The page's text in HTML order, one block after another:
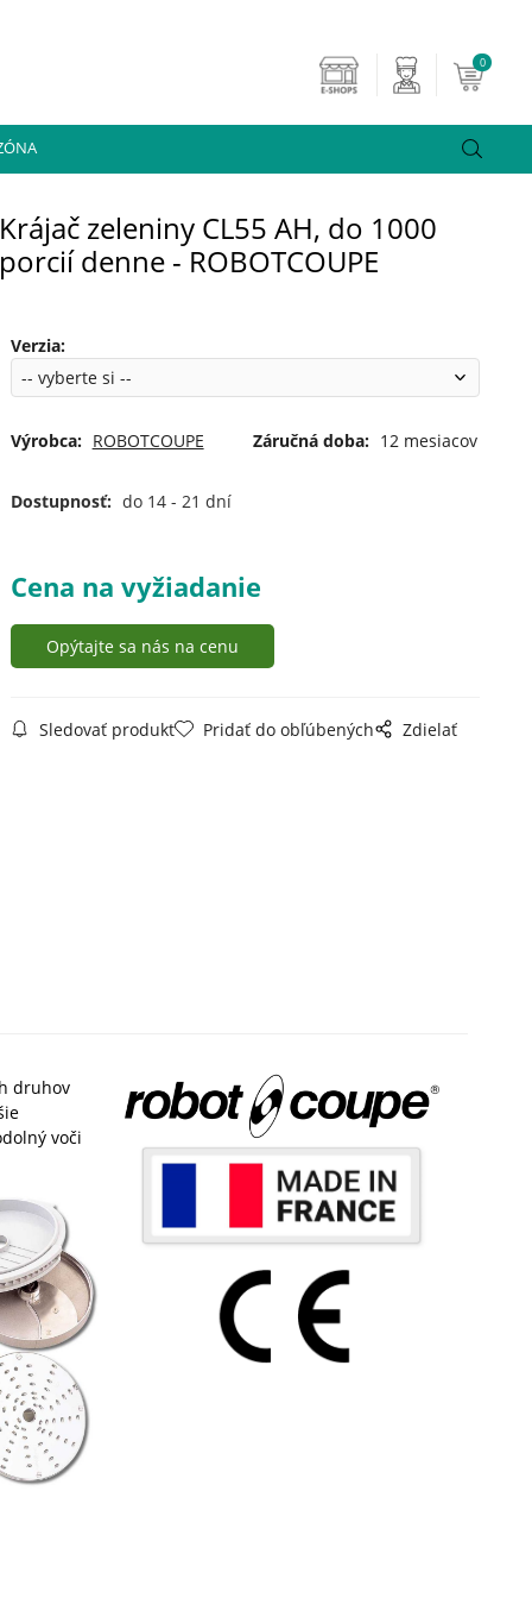
0
zeleniny CL55 AH, do 1000
denne - ROBOTCOUPE
Verzia:
Výrobca: ROBOTCOUPE Záručná doba: 12 mesiacov
Dostupnosť: do 14 - 21 dní
Cena na vyžiadanie
Opýtajte sa nás na cenu
Sledovať produkt Pridať do obľúbených Zdielať
druhov
voči